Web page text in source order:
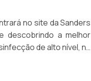
no site da Sanders
descobrindo a melhor
de alto nível, na
com produtos
DETALHES SOBRE